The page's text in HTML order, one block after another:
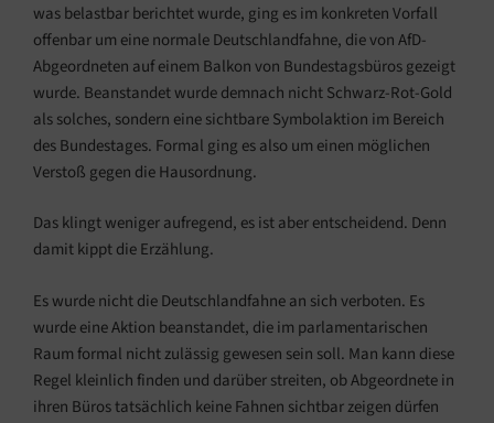
was belastbar berichtet wurde, ging es im konkreten Vorfall
offenbar um eine normale Deutschlandfahne, die von AfD-
Abgeordneten auf einem Balkon von Bundestagsbüros gezeigt
wurde. Beanstandet wurde demnach nicht Schwarz-Rot-Gold
als solches, sondern eine sichtbare Symbolaktion im Bereich
des Bundestages. Formal ging es also um einen möglichen
Verstoß gegen die Hausordnung.
Das klingt weniger aufregend, es ist aber entscheidend. Denn
damit kippt die Erzählung.
Es wurde nicht die Deutschlandfahne an sich verboten. Es
wurde eine Aktion beanstandet, die im parlamentarischen
Raum formal nicht zulässig gewesen sein soll. Man kann diese
Regel kleinlich finden und darüber streiten, ob Abgeordnete in
ihren Büros tatsächlich keine Fahnen sichtbar zeigen dürfen